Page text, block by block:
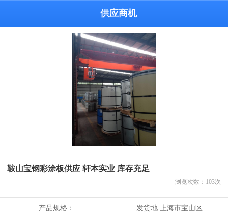
供应商机
鞍山宝钢彩涂板供应 轩本实业 库存充足
浏览次数： 103次
产品规格： 发货地:上海市宝山区